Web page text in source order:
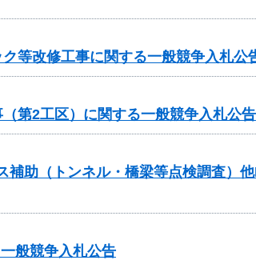
等改修工事に関する一般競争入札公
第2工区）に関する一般競争入札公告
助（トンネル・橋梁等点検調査）
般競争入札公告